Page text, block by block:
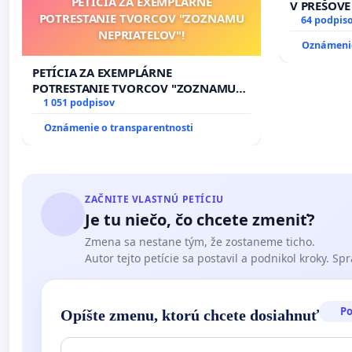
POTRESTANIE TVORCOV "ZOZNAMU
NEPRIATEĽOV"!
PETÍCIA ZA EXEMPLÁRNE
POTRESTANIE TVORCOV "ZOZNAMU
NEPRIATEĽOV"!
1 051 podpisov
Oznámenie o transparentnosti
V
V
8.00 –
64
ZAČNITE VLASTNÚ PETÍCIU
Je tu niečo, čo chcete zmeniť?
Zmena sa nestane tým, že zostaneme ticho.
Autor tejto petície sa postavil a podnikol kroky.
Opíšte zmenu, ktorú chcete dosiahnuť